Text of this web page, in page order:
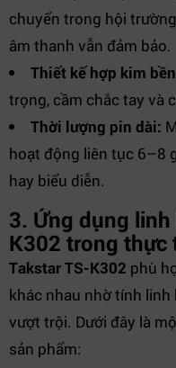
chuyển trong hội
âm thanh vẫn đảm bảo.
Thiết kế hợp kim
trọng, cầm chắc tay và
Thời lượng pin dài:
hoạt động liên tục 6–8
hay biểu diễn.
3. Ứng dụng
K302 trong thực
Takstar TS-K302 phù
khác nhau nhờ tính
vượt trội. Dưới đây là
sản phẩm: